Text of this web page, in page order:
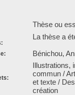
Thèse ou
La thèse a
Bénichou,
Illustrations,
commun /
et texte /
création